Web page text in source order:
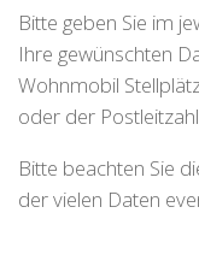
Bitte geben Sie im
Ihre gewünschten
Wohnmobil
oder der
Bitte beachten Sie
der vielen Daten